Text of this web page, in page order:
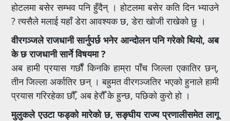
होटलमा बसेर सम्भव पनि हुँदैन् । होटलमा बसेर कति दिन भ्याउने
? त्यसैले मलाई यहाँ डेरा आवश्यक छ, डेरा खोजी राखेको छु ।
वीरगञ्जले राजधानी सार्नुपर्छ भनेर आन्दोलन पनि गरेको थियो, अब
के छ राजधानी सार्ने विषयमा ?
अब हामी प्रयास गर्छौं किनकि हाम्रा पाँच जिल्ला एकातिर छन्,
तीन जिल्ला अर्कातिर छन् । बहुमत वीरगञ्जतिर भएको हुनाले हामी
प्रयास गरिरहेका छौँ, अब हेरौँ के हुन्छ, पछिको कुरो हो ।
मुलुकले एउटा फड्को मारेको छ, सङ्घीय राज्य प्रणालीसमेत लागू